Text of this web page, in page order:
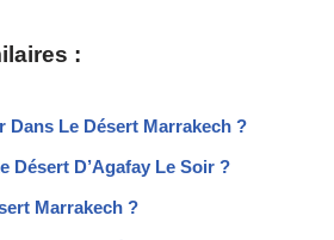
:
Dans Le Désert Marrakech ?
Désert D’Agafay Le Soir ?
Marrakech ?